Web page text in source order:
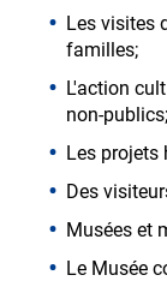
Les visites
familles;
L'action
non-publics;
Les projets
Des
Musées et
Le Musée